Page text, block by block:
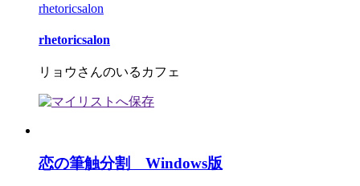
rhetoricsalon
rhetoricsalon
リョウさんのいるカフェ
恋の筆触分割 Windows版